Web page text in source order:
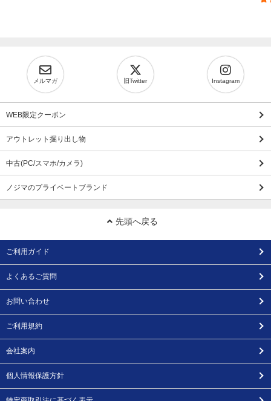
メルマガ 旧Twitter Instagram
WEB限定クーポン
アウトレット掘り出し物
中古(PC/スマホ/カメラ)
ノジマのプライベートブランド
先頭へ戻る
ご利用ガイド
よくあるご質問
お問い合わせ
ご利用規約
会社案内
個人情報保護方針